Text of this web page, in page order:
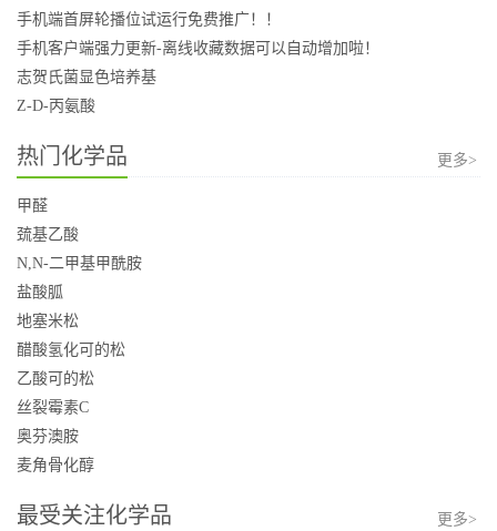
手机端首屏轮播位试运行免费推广！！
手机客户端强力更新-离线收藏数据可以自动增加啦！
志贺氏菌显色培养基
Z-D-丙氨酸
热门化学品 更多>
甲醛
巯基乙酸
N,N-二甲基甲酰胺
盐酸胍
地塞米松
醋酸氢化可的松
乙酸可的松
丝裂霉素C
奥芬澳胺
麦角骨化醇
最受关注化学品 更多>